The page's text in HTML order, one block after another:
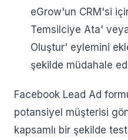
eGrow'un CRM'si
Temsilciye Ata'
Oluştur' eylemini
şekilde müdahale
Facebook Lead Ad
potansiyel müşterisi
kapsamlı bir şekilde